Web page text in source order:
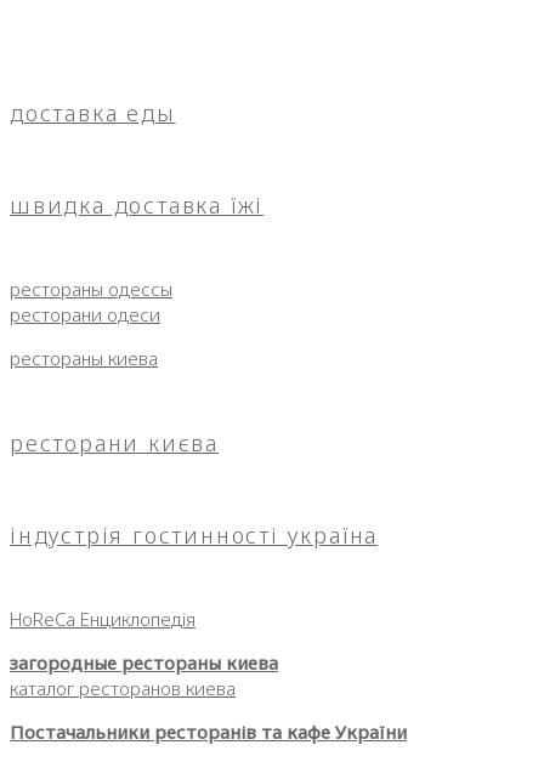
доставка еды
швидка доставка їжі
рестораны одессы
ресторани одеси
рестораны киева
ресторани києва
індустрія гостинності україна
HoReCa Енциклопедія
загородные рестораны киева
каталог ресторанов киева
Постачальники ресторанів та кафе України